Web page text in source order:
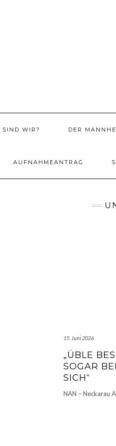
SIND WIR? DER
AUFNAHMEANTRAG
15. Juni 2026
„ÜBLE
SOGAR
SICH“
NAN – Neckarau